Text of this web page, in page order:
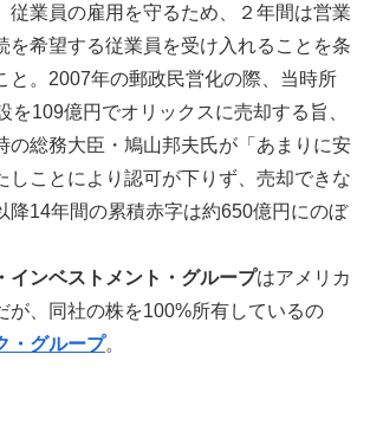
従業員の雇用を守るため、２年間は営業
を希望する従業員を受け入れることを条
と。2007年の郵政民営化の際、当時所
を109億円でオリックスに売却する旨、
の総務大臣・鳩山邦夫氏が「あまりに安
しことにより認可が下りず、売却できな
降14年間の累積赤字は約650億円にのぼ
インベストメント・グループはアメリカ
が、同社の株を100%所有しているの
・グループ。